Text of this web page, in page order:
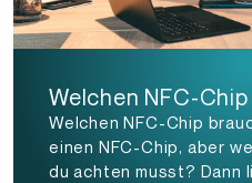
Welchen NFC-
Welchen NFC-Chip
einen NFC-Chip, aber
du achten musst? Dann